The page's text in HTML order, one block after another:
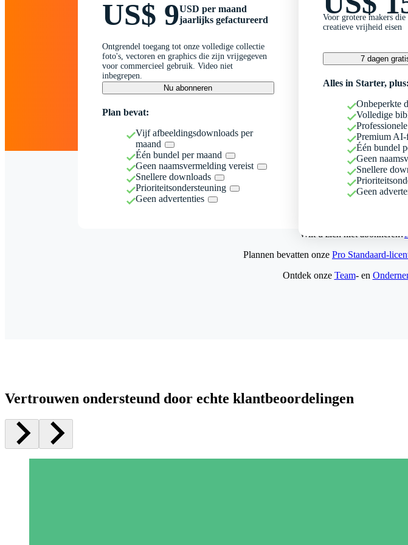
US$ 9USD per maand
jaarlijks gefactureerd
Ontgrendel toegang tot onze volledige collectie
foto's, vectoren en graphics die zijn vrijgegeven
voor commercieel gebruik. Video niet
inbegrepen.
Nu abonneren
Plan bevat:
Vijf afbeeldingsdownloads per
maand
Één bundel per maand
Geen naamsvermelding vereist
Snellere downloads
Prioriteitsondersteuning
Geen advertenties
Voor grotere makers die
creatieve vrijheid eisen
7 dagen
Alles in Starter, plus:
Onbeperkte
Volledige
Premium AI-
Één bundel
Geen
Snellere
Geen
Wilt u zich niet abonneren?
Plannen bevatten onze Pro Standaard-
Ontdek onze Team- en
Vertrouwen ondersteund door echte klantbeoordelingen